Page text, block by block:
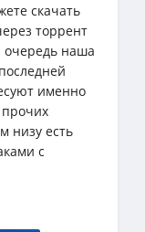
скачать
торрент
очередь наша
именно
низу есть
с